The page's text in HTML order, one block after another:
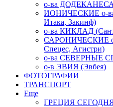
о-ва ДОДЕКАНЕСА
ИОНИЧЕСКИЕ о-ва
Итака, Закинф)
о-ва КИКЛАД
САРОНИЧЕСКИЕ о-
Спецес, Агистри)
о-ва СЕВЕРНЫЕ
о-в ЭВИЯ (Эвбея)
ФОТОГРАФИИ
ТРАНСПОРТ
Еще
ГРЕЦИЯ